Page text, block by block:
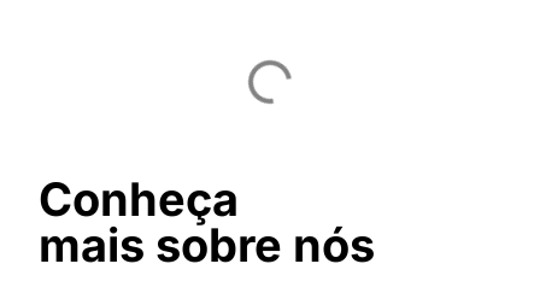
Conheça
mais sobre nós